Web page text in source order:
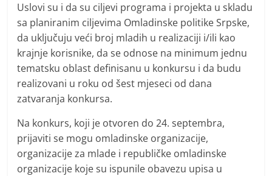
Uslovi su i da su ciljevi programa i projekta u skladu
sa planiranim ciljevima Omladinske politike Srpske,
da uključuju veći broj mladih u realizaciji i/ili kao
krajnje korisnike, da se odnose na minimum jednu
tematsku oblast definisanu u konkursu i da budu
realizovani u roku od šest mjeseci od dana
zatvaranja konkursa.
Na konkurs, koji je otvoren do 24. septembra,
prijaviti se mogu omladinske organizacije,
organizacije za mlade i republičke omladinske
organizacije koje su ispunile obavezu upisa u